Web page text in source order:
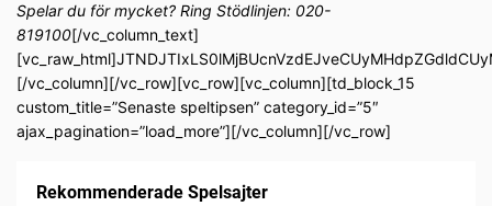
Spelar du för mycket? Ring Stödlinjen: 020-
819100[/vc_column_text]
[/vc_column][/vc_row][vc_row][vc_column][td_block_15
custom_title=”Senaste speltipsen” category_id=”5″
ajax_pagination=”load_more”][/vc_column][/vc_row]
Rekommenderade Spelsajter